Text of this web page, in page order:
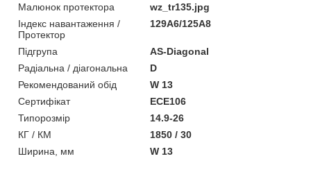
Малюнок протектора
wz_tr135.jpg
Індекс навантаження /
Протектор
129A6/125A8
Підгрупа
AS-Diagonal
Радіальна / діагональна
D
Рекомендований обід
W 13
Сертифікат
ECE106
Типорозмір
14.9-26
КГ / КМ
1850 / 30
Ширина, мм
W 13